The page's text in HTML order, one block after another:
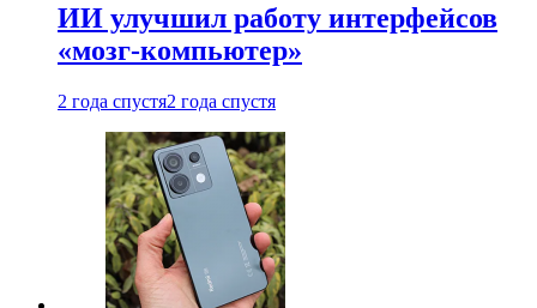
ИИ улучшил работу интерфейсов
«мозг-компьютер»
2 года спустя2 года спустя